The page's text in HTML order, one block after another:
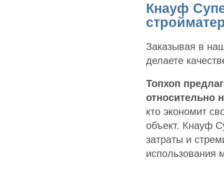
Кнауф
Заказывая в
делаете
Топхоп
относительно
кто экономит
объект. Кнауф
затраты и
использования